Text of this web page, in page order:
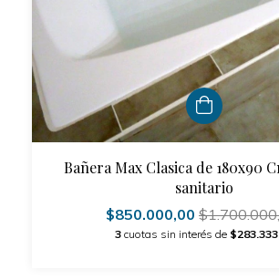
Bañera Max Clasica de 180x90
sanitario
$850.000,00
3 cuotas sin interés de